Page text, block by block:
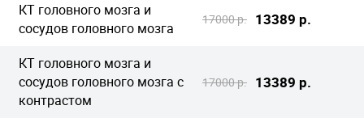
КТ головного мозга и
сосудов головного мозга
17000 р. 13389 р.
КТ головного мозга и
сосудов головного мозга с
контрастом
17000 р. 13389 р.